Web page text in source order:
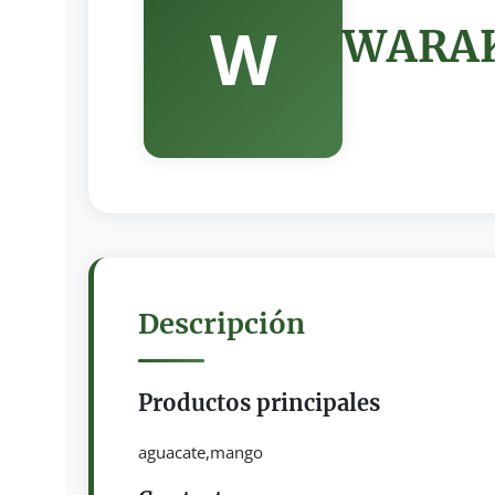
W
Descripción
Productos principales
aguacate,mango